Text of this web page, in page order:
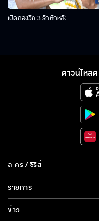
เปิดกองวิก 3 รักหักหลัง
ดาวน์โหลด
ละคร / ซีรีส์
ละคร/ซีรีส์
ซีรีส์นานาชาติ
รายการ
รายการทั้งหมด
ข่าว